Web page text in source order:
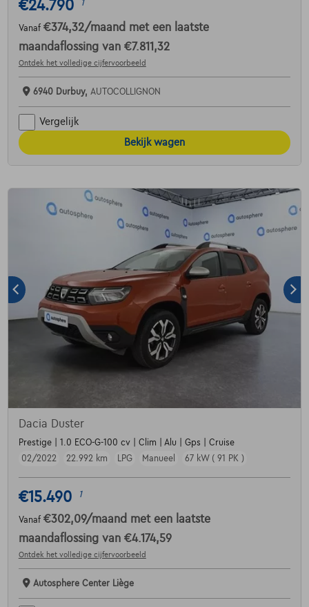
€24.790 1
Vanaf €374,32/maand met een laatste
maandaflossing van €7.811,32
Ontdek het volledige cijfervoorbeeld
6940 Durbuy, AUTOCOLLIGNON
Vergelijk
Bekijk wagen
Dacia Duster
Prestige | 1.0 ECO-G-100 cv | Clim | Alu | Gps | Cruise
02/2022
22.992 km LPG Manueel 67 kW ( 91 PK )
€15.490 1
Vanaf €302,09/maand met een laatste
maandaflossing van €4.174,59
Ontdek het volledige cijfervoorbeeld
Autosphere Center Liège